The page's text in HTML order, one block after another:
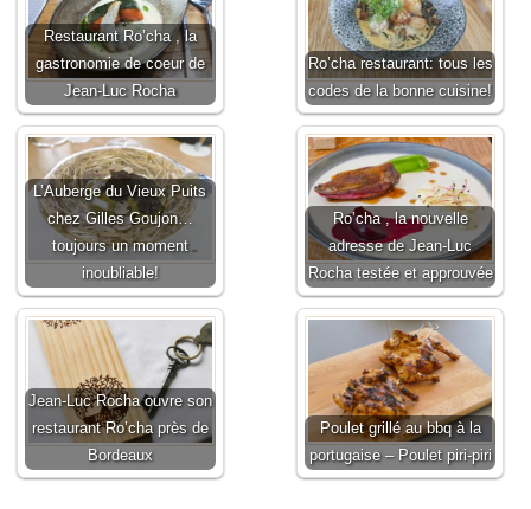
Restaurant Ro’cha , la
gastronomie de coeur de
Jean-Luc Rocha
Ro’cha restaurant: tous les
codes de la bonne cuisine!
L’Auberge du Vieux Puits
chez Gilles Goujon…
toujours un moment
inoubliable!
Ro’cha , la nouvelle
adresse de Jean-Luc
Rocha testée et approuvée
Jean-Luc Rocha ouvre son
restaurant Ro’cha près de
Bordeaux
Poulet grillé au bbq à la
portugaise – Poulet piri-piri